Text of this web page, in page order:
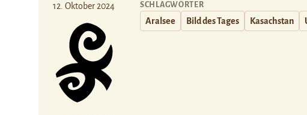
12. Oktober 2024 SCHLAGWÖRTER
Aralsee Bild des Tages Kasachstan